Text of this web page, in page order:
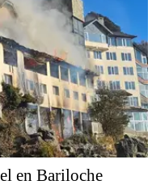
en Bariloche